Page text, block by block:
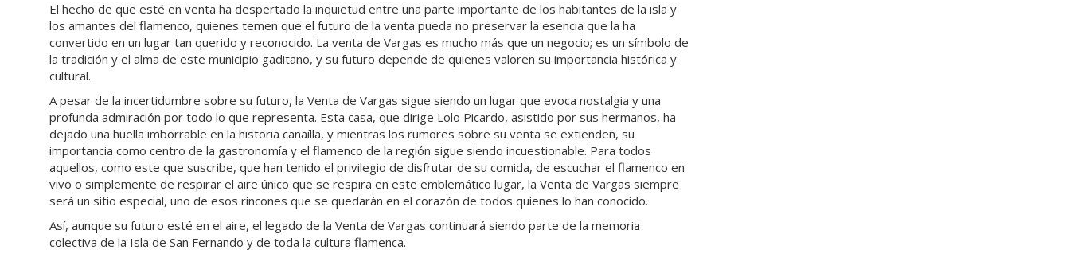
El hecho de que esté en venta ha despertado la inquietud entre una parte importante de los habitantes de la isla y
los amantes del flamenco, quienes temen que el futuro de la venta pueda no preservar la esencia que la ha
convertido en un lugar tan querido y reconocido. La venta de Vargas es mucho más que un negocio; es un símbolo de
la tradición y el alma de este municipio gaditano, y su futuro depende de quienes valoren su importancia histórica y
cultural.
A pesar de la incertidumbre sobre su futuro, la Venta de Vargas sigue siendo un lugar que evoca nostalgia y una
profunda admiración por todo lo que representa. Esta casa, que dirige Lolo Picardo, asistido por sus hermanos, ha
dejado una huella imborrable en la historia cañaílla, y mientras los rumores sobre su venta se extienden, su
importancia como centro de la gastronomía y el flamenco de la región sigue siendo incuestionable. Para todos
aquellos, como este que suscribe, que han tenido el privilegio de disfrutar de su comida, de escuchar el flamenco en
vivo o simplemente de respirar el aire único que se respira en este emblemático lugar, la Venta de Vargas siempre
será un sitio especial, uno de esos rincones que se quedarán en el corazón de todos quienes lo han conocido.
Así, aunque su futuro esté en el aire, el legado de la Venta de Vargas continuará siendo parte de la memoria
colectiva de la Isla de San Fernando y de toda la cultura flamenca.